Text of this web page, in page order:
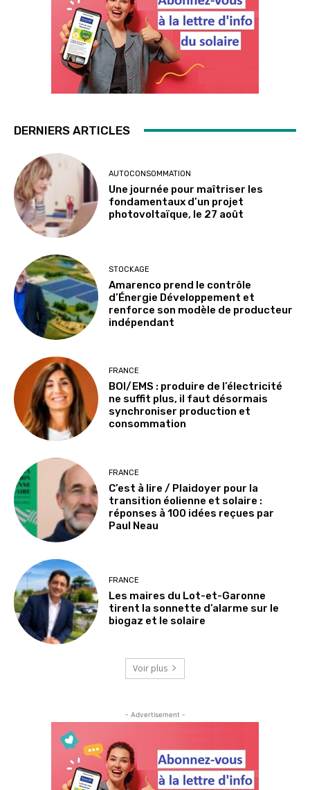
DERNIERS ARTICLES
AUTOCONSOMMATION
Une journée pour maîtriser les
fondamentaux d’un projet
photovoltaïque, le 27 août
STOCKAGE
Amarenco prend le contrôle
d’Énergie Développement et
renforce son modèle de producteur
indépendant
FRANCE
BOI/EMS : produire de l’électricité
ne suffit plus, il faut désormais
synchroniser production et
consommation
FRANCE
C’est à lire / Plaidoyer pour la
transition éolienne et solaire :
réponses à 100 idées reçues par
Paul Neau
FRANCE
Les maires du Lot-et-Garonne
tirent la sonnette d’alarme sur le
biogaz et le solaire
Voir plus
- Advertisement -